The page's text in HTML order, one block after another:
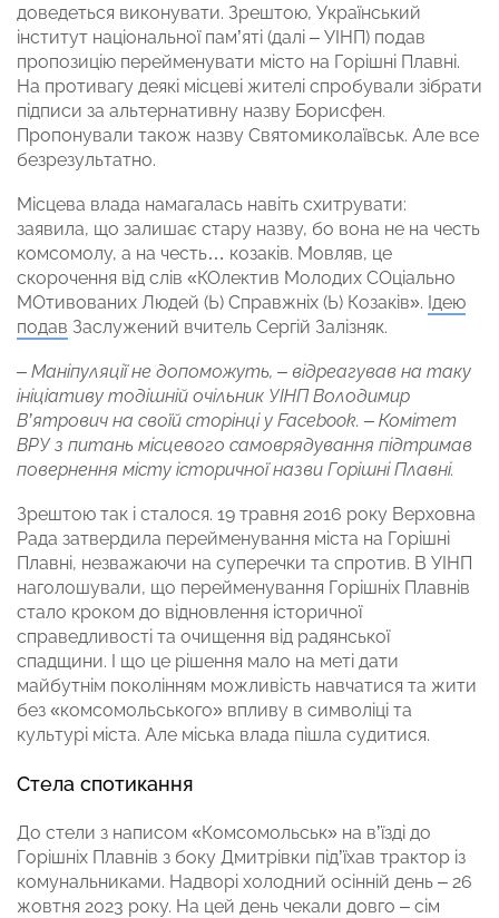
доведеться виконувати. Зрештою, Український
інститут національної пам’яті (далі – УІНП) подав
пропозицію перейменувати місто на Горішні Плавні.
На противагу деякі місцеві жителі спробували зібрати
підписи за альтернативну назву Борисфен.
Пропонували також назву Святомиколаївськ. Але все
безрезультатно.
Місцева влада намагалась навіть схитрувати:
заявила, що залишає стару назву, бо вона не на честь
комсомолу, а на честь… козаків. Мовляв, це
скорочення від слів «КОлектив Молодих СОціально
МОтивованих Людей (Ь) Справжніх (Ь) Козаків». Ідею
подав Заслужений вчитель Сергій Залізняк.
– Маніпуляції не допоможуть, – відреагував на таку
ініціативу тодішній очільник УІНП Володимир
В’ятрович на своїй сторінці у Facebook. – Комітет
ВРУ з питань місцевого самоврядування підтримав
повернення місту історичної назви Горішні Плавні.
Зрештою так і сталося. 19 травня 2016 року Верховна
Рада затвердила перейменування міста на Горішні
Плавні, незважаючи на суперечки та спротив. В УІНП
наголошували, що перейменування Горішніх Плавнів
стало кроком до відновлення історичної
справедливості та очищення від радянської
спадщини. І що це рішення мало на меті дати
майбутнім поколінням можливість навчатися та жити
без «комсомольського» впливу в символіці та
культурі міста. Але міська влада пішла судитися.
Стела спотикання
До стели з написом «Комсомольськ» на в’їзді до
Горішніх Плавнів з боку Дмитрівки під’їхав трактор із
комунальниками. Надворі холодний осінній день – 26
жовтня 2023 року. На цей день чекали довго – сім